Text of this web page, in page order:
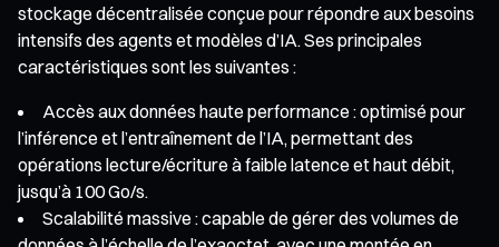
stockage décentralisée conçue pour répondre aux besoins
intensifs des agents et modèles d’IA. Ses principales
caractéristiques sont les suivantes :
Accès aux données haute performance : optimisé pour
l’inférence et l’entraînement de l’IA, permettant des
opérations lecture/écriture à faible latence et haut débit,
jusqu’à 100 Go/s.
Scalabilité massive : capable de gérer des volumes de